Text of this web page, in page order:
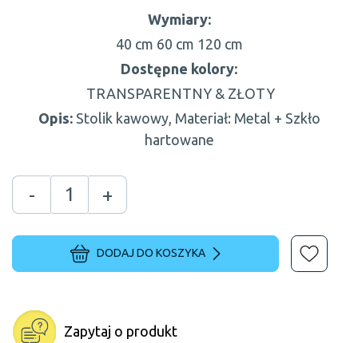
Wymiary:
40 cm 60 cm 120 cm
Dostępne kolory:
TRANSPARENTNY & ZŁOTY
Opis:Stolik kawowy, Materiał: Metal + Szkło
hartowane
- +
DODAJ DO KOSZYKA
Zapytaj o produkt